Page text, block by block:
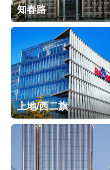
知春路
上地/西二旗